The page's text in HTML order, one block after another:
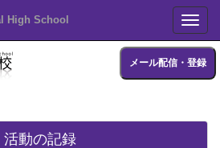
High School
メール配信・登録
活動の記録